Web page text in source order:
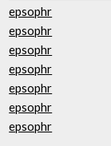
epsophr
epsophr
epsophr
epsophr
epsophr
epsophr
epsophr